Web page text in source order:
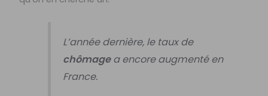
L’année dernière, le taux de
chômagea encore augmenté en
France.